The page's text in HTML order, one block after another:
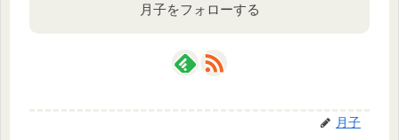
月子をフォローする
月子